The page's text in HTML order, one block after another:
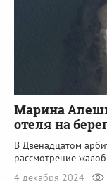
Марина
отеля на
В Двенадцатом
рассмотрение
4 декабря 2024